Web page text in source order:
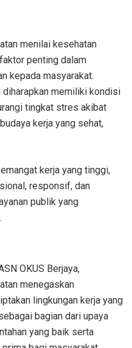
menilai kesehatan
penting dalam
kepada masyarakat.
diharapkan memiliki kondisi
tingkat stres akibat
kerja yang sehat,
kerja yang tinggi,
responsif, dan
publik yang
OKUS Berjaya,
menegaskan
lingkungan kerja yang
bagian dari upaya
yang baik serta